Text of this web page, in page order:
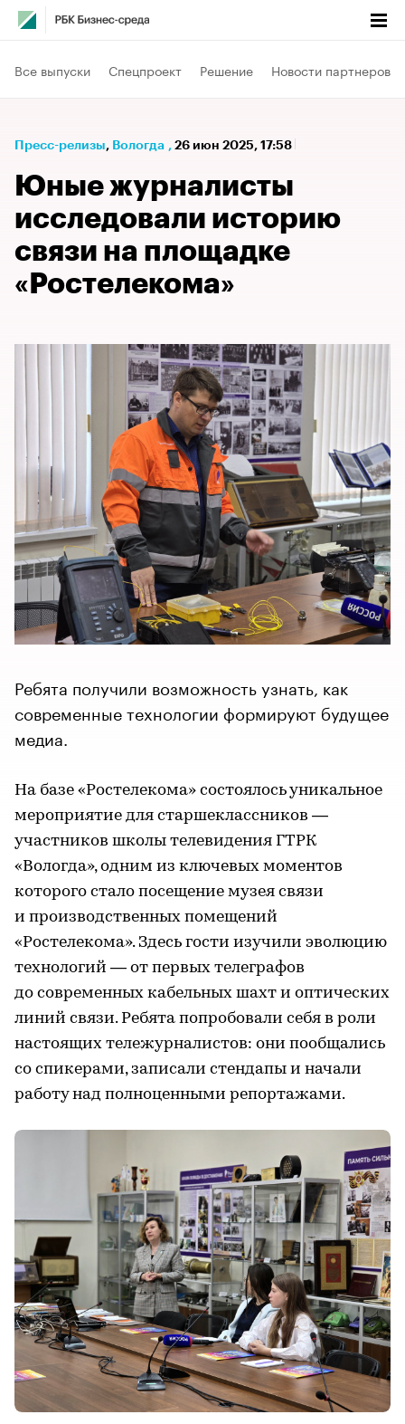
Все выпуски Спецпроект Решение Новости партнеров
Пресс-релизы⁠, Вологда , 26 июн 2025, 17:58
Юные журналисты
исследовали историю
связи на площадке
«Ростелекома»
Ребята получили возможность узнать, как
современные технологии формируют будущее
медиа.
На базе «Ростелекома» состоялось уникальное
мероприятие для старшеклассников —
участников школы телевидения ГТРК
«Вологда», одним из ключевых моментов
которого стало посещение музея связи
и производственных помещений
«Ростелекома». Здесь гости изучили эволюцию
технологий — от первых телеграфов
до современных кабельных шахт и оптических
линий связи. Ребята попробовали себя в роли
настоящих тележурналистов: они пообщались
со спикерами, записали стендапы и начали
работу над полноценными репортажами.